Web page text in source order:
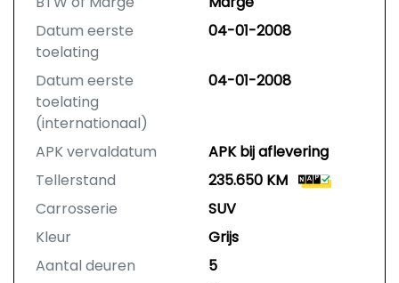
Datum eerste
toelating
04-01-2008
Datum eerste
toelating
(internationaal)
04-01-2008
APK vervaldatum
APK bij aflevering
Tellerstand
235.650 KM
Carrosserie
SUV
Kleur
Grijs
Aantal deuren
5